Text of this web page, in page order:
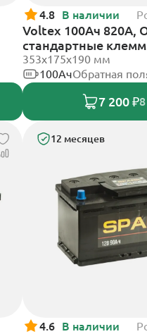
4.8 В наличии
Voltex 100Ач 820А,
стандартные
353х175х190 мм
100АчОбратная
7 200 ₽
12 месяцев
4.6 В наличии